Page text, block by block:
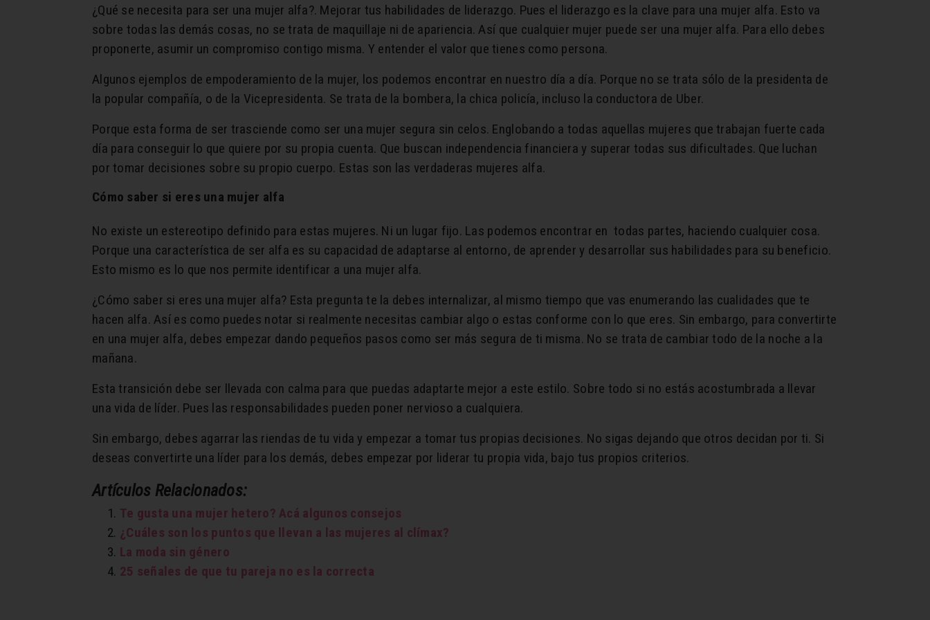
¿Qué se necesita para ser una mujer alfa?. Mejorar tus habilidades de liderazgo. Pues el liderazgo es la clave para una mujer alfa. Esto va
sobre todas las demás cosas, no se trata de maquillaje ni de apariencia. Así que cualquier mujer puede ser una mujer alfa. Para ello debes
proponerte, asumir un compromiso contigo misma. Y entender el valor que tienes como persona.
Algunos ejemplos de empoderamiento de la mujer, los podemos encontrar en nuestro día a día. Porque no se trata sólo de la presidenta de
la popular compañía, o de la Vicepresidenta. Se trata de la bombera, la chica policía, incluso la conductora de Uber.
Porque esta forma de ser trasciende como ser una mujer segura sin celos. Englobando a todas aquellas mujeres que trabajan fuerte cada
día para conseguir lo que quiere por su propia cuenta. Que buscan independencia financiera y superar todas sus dificultades. Que luchan
por tomar decisiones sobre su propio cuerpo. Estas son las verdaderas mujeres alfa.
Cómo saber si eres una mujer alfa
No existe un estereotipo definido para estas mujeres. Ni un lugar fijo. Las podemos encontrar en todas partes, haciendo cualquier cosa.
Porque una característica de ser alfa es su capacidad de adaptarse al entorno, de aprender y desarrollar sus habilidades para su beneficio.
Esto mismo es lo que nos permite identificar a una mujer alfa.
¿Cómo saber si eres una mujer alfa? Esta pregunta te la debes internalizar, al mismo tiempo que vas enumerando las cualidades que te
hacen alfa. Así es como puedes notar si realmente necesitas cambiar algo o estas conforme con lo que eres. Sin embargo, para convertirte
en una mujer alfa, debes empezar dando pequeños pasos como ser más segura de ti misma. No se trata de cambiar todo de la noche a la
mañana.
Esta transición debe ser llevada con calma para que puedas adaptarte mejor a este estilo. Sobre todo si no estás acostumbrada a llevar
una vida de líder. Pues las responsabilidades pueden poner nervioso a cualquiera.
Sin embargo, debes agarrar las riendas de tu vida y empezar a tomar tus propias decisiones. No sigas dejando que otros decidan por ti. Si
deseas convertirte una líder para los demás, debes empezar por liderar tu propia vida, bajo tus propios criterios.
Artículos Relacionados:
Te gusta una mujer hetero? Acá algunos consejos
¿Cuáles son los puntos que llevan a las mujeres al clímax?
La moda sin género
25 señales de que tu pareja no es la correcta